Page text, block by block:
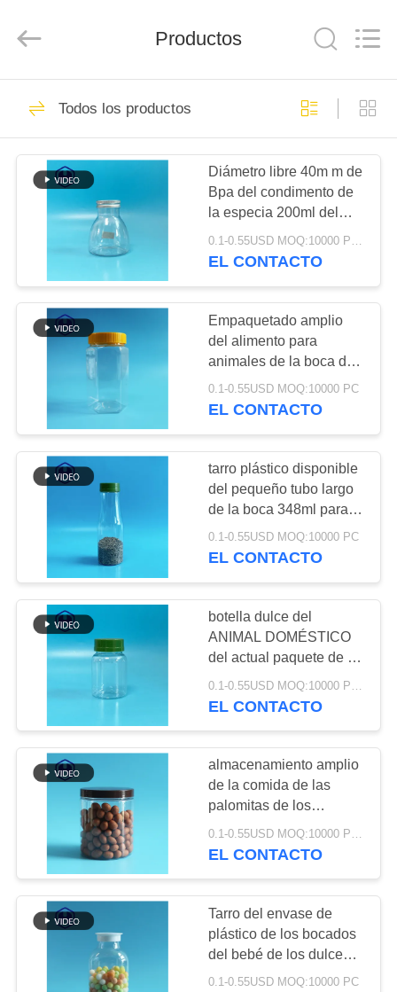
CASA
PRODUCTOS
NOSOTROS
RECORRIDO
POR
FÁBRICA
CONTROL
DE
CALIDAD
CONTACTA
CON
NOSOTROS
NOTICIAS
CASOS
DE
TRABAJO
BLOG
SOLICITAR
UNA CITA
Packing
Products
Tarro del envase de
plástico
518
Tarro plástico de la
especia
40
Tarro plástico del
cuadrado
29
El ANIMAL
DOMÉSTICO puede
203
Latas de soda
plásticas
Productos
Todos los productos
Diámetro libre 40m m de
Bpa del condimento de
la especia 200ml del
tarro redondo del
envase de plástico
0.1-0.55USD MOQ:10000 PCS
EL CONTACTO
Empaquetado amplio
del alimento para
animales de la boca del
envase de plástico
670ml del hexágono
0.1-0.55USD MOQ:10000 PC
EL CONTACTO
tarro plástico disponible
del pequeño tubo largo
de la boca 348ml para
los dulces FSSC
0.1-0.55USD MOQ:10000 PC
EL CONTACTO
botella dulce del
ANIMAL DOMÉSTICO
del actual paquete de la
promoción de la muestra
del tarro del envase de
EL CONTACTO
almacenamiento amplio
de la comida de las
palomitas de los
cacahuetes de la boca
del tarro del envase de
0.1-0.55USD MOQ:10000 PCS
EL CONTACTO
Tarro del envase de
plástico de los bocados
del bebé de los dulces
alrededor de la pequeña
0.1-0.55USD MOQ:10000 PC